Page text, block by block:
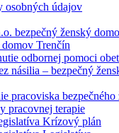
osobných údajov
bezpečný ženský
Trenčín
odbornej pomoci
násilia – bezpečný
pracoviska bezpečného
pracovnej terapie
Krízový plán